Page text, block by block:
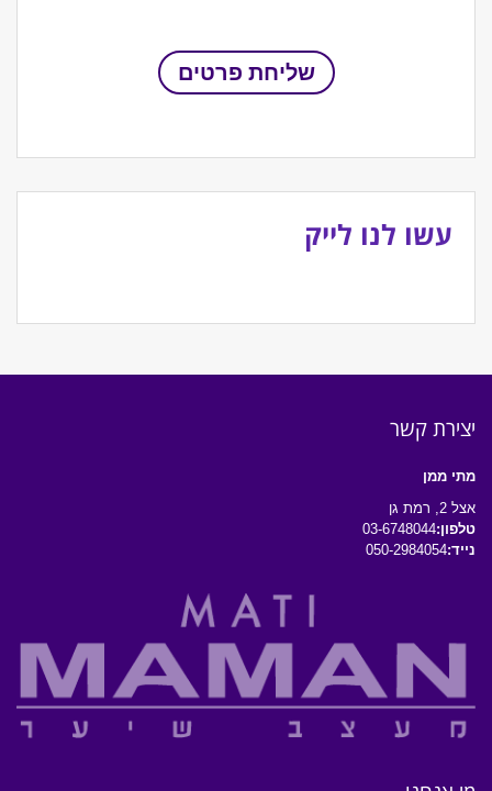
עשו לנו לייק
יצירת קשר
מתי ממן
אצל 2, רמת גן
טלפון:03-6748044
נייד:050-2984054